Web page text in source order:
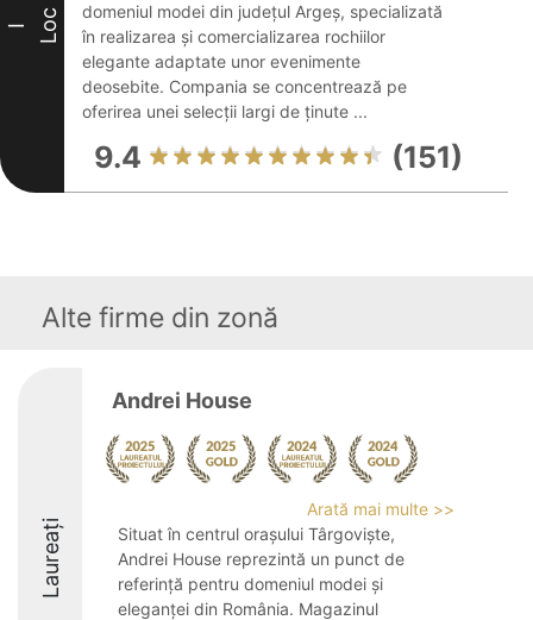
I Loc
domeniul modei din județul Argeș, specializată
în realizarea și comercializarea rochiilor
elegante adaptate unor evenimente
deosebite. Compania se concentrează pe
oferirea unei selecții largi de ținute ...
9.4 (151)
Alte firme din zonă
Laureați
Andrei House
Arată mai multe >>
Situat în centrul orașului Târgoviște,
Andrei House reprezintă un punct de
referință pentru domeniul modei și
eleganței din România. Magazinul